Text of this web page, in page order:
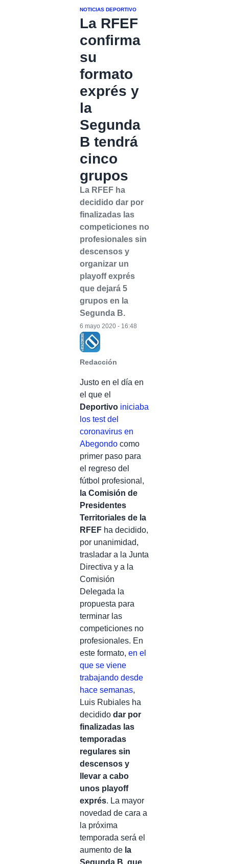
NOTICIAS DEPORTIVO
La RFEF
confirma
su
formato
exprés y
la
Segunda
B tendrá
cinco
grupos
La RFEF ha
decidido dar por
finalizadas las
competiciones no
profesionales sin
descensos y
organizar un
playoff exprés
que dejará 5
grupos en la
Segunda B.
Redacción
6 mayo 2020 - 16:48
Justo en el día en
el que el
Deportivo iniciaba
los test del
coronavirus en
Abegondo como
primer paso para
el regreso del
fútbol profesional,
la Comisión de
Presidentes
Territoriales de la
RFEF ha decidido,
por unanimidad,
trasladar a la Junta
Directiva y a la
Comisión
Delegada la
propuesta para
terminar las
competiciones no
profesionales. En
este formato, en el
que se viene
trabajando desde
hace semanas,
Luis Rubiales ha
decidido dar por
finalizadas las
temporadas
regulares sin
descensos y
llevar a cabo
unos playoff
exprés. La mayor
novedad de cara a
la próxima
temporada será el
aumento de la
Segunda B, que